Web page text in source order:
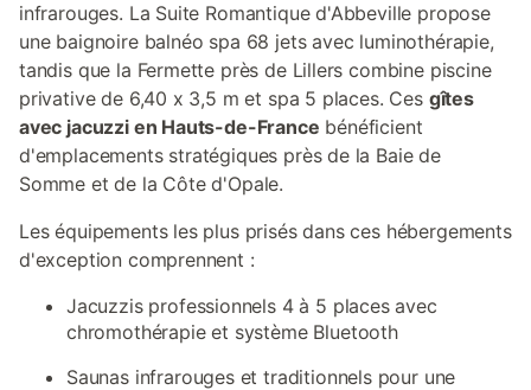
infrarouges. La Suite Romantique d'Abbeville propose
une baignoire balnéo spa 68 jets avec luminothérapie,
tandis que la Fermette près de Lillers combine piscine
privative de 6,40 x 3,5 m et spa 5 places. Ces gîtes
avec jacuzzi en Hauts-de-France bénéficient
d'emplacements stratégiques près de la Baie de
Somme et de la Côte d'Opale.
Les équipements les plus prisés dans ces hébergements
d'exception comprennent :
Jacuzzis professionnels 4 à 5 places avec
chromothérapie et système Bluetooth
Saunas infrarouges et traditionnels pour une